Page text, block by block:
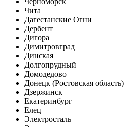
Чита
Дагестанские Огни
Дербент
Дигора
Димитровград
Динская
Долгопрудный
Домодедово
Донецк (Ростовская область)
Дзержинск
Екатеринбург
Елец
Электросталь